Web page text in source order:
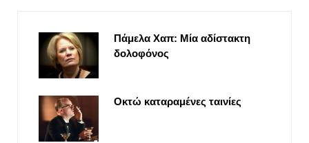
Πάμελα Χαπ: Μία αδίστακτη
δολοφόνος
Οκτώ καταραμένες ταινίες